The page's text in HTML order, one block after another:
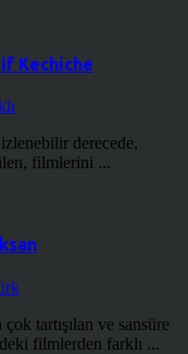
Kechiche
izlenebilir derecede,
filmlerini ...
tartışılan ve sansüre
filmlerden farklı ...